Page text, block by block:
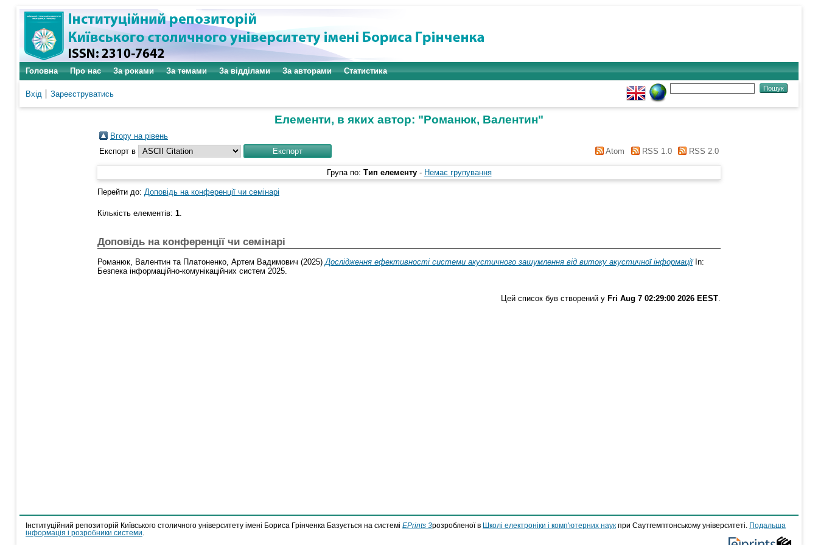
Головна Про нас За роками За темами За відділами За авторами Статистика
Вхід Зареєструватись
Елементи, в яких автор: "Романюк, Валентин"
Вгору на рівень
Експорт в
Atom RSS 1.0 RSS 2.0
Група по: Тип елементу - Немає групування
Перейти до: Доповідь на конференції чи семінарі
Кількість елементів: 1.
Доповідь на конференції чи семінарі
Романюк, Валентин та Платоненко, Артем Вадимович (2025) Дослідження ефективності системи акустичного зашумлення від витоку акустичної інформаціїIn:
Безпека інформаційно-комунікаційних систем 2025.
Цей список був створений у Fri Aug 7 02:29:00 2026 EEST
Інституційний репозиторій Київського столичного університету імені Бориса Грінченка Базується на системі EPrints 3розробленої в Школі електроніки і комп'ютерних наук при Саутгемптонському університеті.
Подальша
інформація і розробники системи